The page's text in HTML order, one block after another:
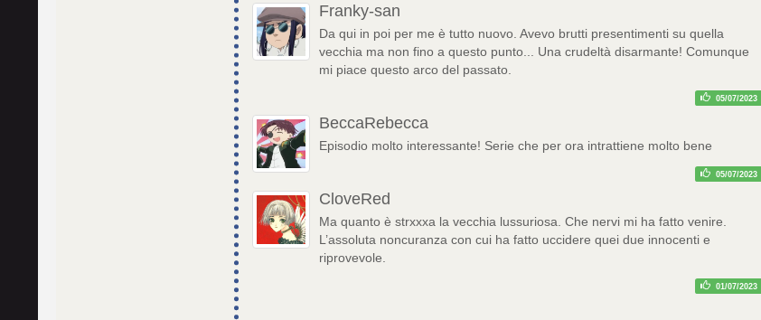
Franky-san
Da qui in poi per me è tutto nuovo. Avevo brutti presentimenti su quella
vecchia ma non fino a questo punto... Una crudeltà disarmante! Comunque
mi piace questo arco del passato.
05/07/2023
BeccaRebecca
Episodio molto interessante! Serie che per ora intrattiene molto bene
05/07/2023
CloveRed
Ma quanto è strxxxa la vecchia lussuriosa. Che nervi mi ha fatto venire.
L’assoluta noncuranza con cui ha fatto uccidere quei due innocenti e
riprovevole.
01/07/2023